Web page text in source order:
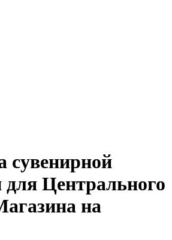
сувенирной
Центрального
на